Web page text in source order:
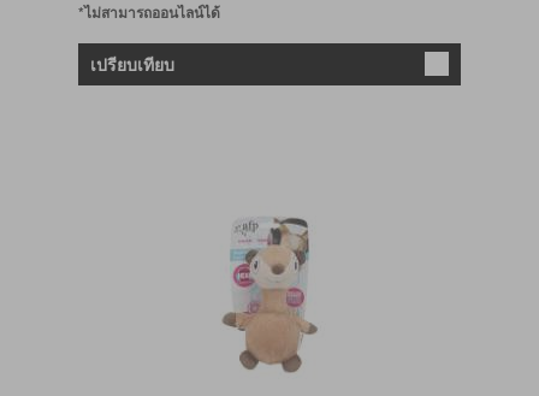
*ไม่สามารถออนไลน์ได้
เปรียบเทียบ